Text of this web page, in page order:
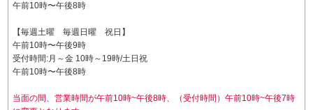
午前10時〜午後8時
【毎週土曜 毎週日曜 祝日】
午前10時〜午後9時
受付時間:月～金 10時～19時/土日祝
午前10時〜午後8時
当面の間、営業時間が午前10時~午後8時、（受付時間）午前10時~午後7時